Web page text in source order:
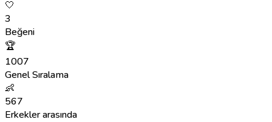
🤍
3
Beğeni
🏆
1007
Genel Sıralama
👶
567
Erkekler arasında